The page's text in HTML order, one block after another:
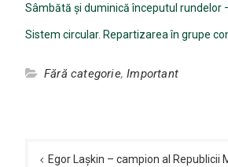
Sâmbătă și duminică începutul rundelor
Sistem circular. Repartizarea în grupe
Fără categorie,Important
Egor Lașkin – campion al Republicii